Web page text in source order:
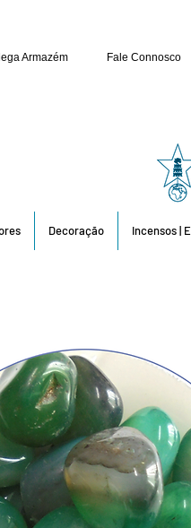
Armazém Fale Connosco
Decoração Incensos |